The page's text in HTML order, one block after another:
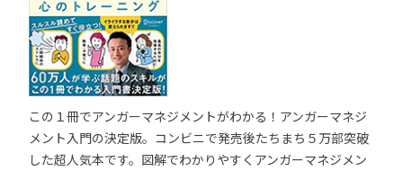
この１冊でアンガーマネジメントがわかる！アンガーマネジ
メント入門の決定版。コンビニで発売後たちまち５万部突破
した超人気本です。図解でわかりやすくアンガーマネジメン